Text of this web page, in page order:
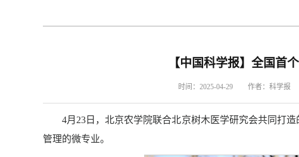
【中国科学报】全国首
时间：2025-04-29 作者：科学报
4月23日，北京农学院联合北京树木医学研究会共同打
管理的微专业。